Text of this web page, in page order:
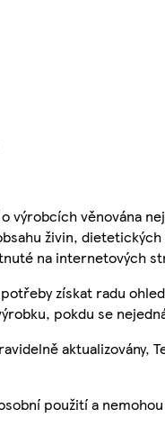
výrobcích věnována
živin,
na internetových
získat radu
pokdu se
aktualizovány,
použití a